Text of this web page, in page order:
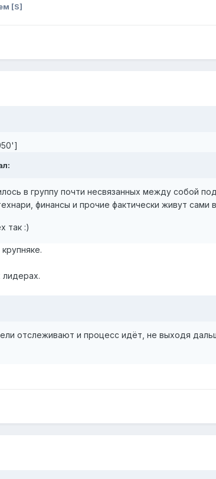
[S]
в группу почти несвязанных между собой
финансы и прочие фактически живут
так :)
отслеживают и процесс идёт, не выходя